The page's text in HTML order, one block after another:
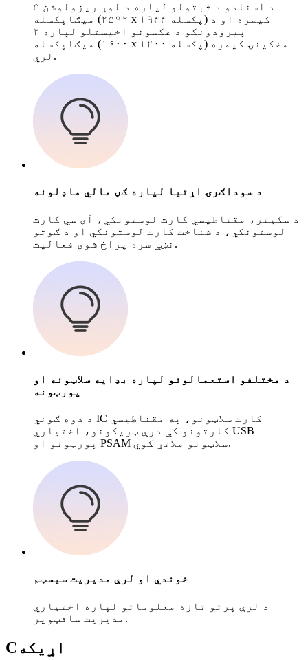
د اسنادو د ثبتولو لپاره د لوړ ریزولوشن ۵
میګاپکسله (۲۵۹۲ x ۱۹۴۴ پکسله) کیمره او د
پیرودونکو د عکسونو اخیستلو لپاره ۲
میګاپکسله (۱۶۰۰ x ۱۲۰۰ پکسله) مخکینۍ کیمره
لري.
د سوداګرۍ اړتیا لپاره ګڼ مالي ماډلونه
د سکینر، مقناطیسي کارت لوستونکي، آی سي کارت
لوستونکي، د شناخت کارت لوستونکي او د ګوتو
نښې سره پراخ شوی فعالیت.
د مختلفو استعمالونو لپاره بډایه سلاټونه او
پورټونه
د دوه ګوني IC کارت سلاټونو، په مقناطیسي
کارتونو کې درې ټریکونو، اختیاري USB
پورټونو او PSAM سلاټونو ملاتړ کوي.
خوندي او لرې مدیریت سیسټم
د لرې پرتو تازه معلوماتو لپاره اختیاري
مدیریت سافټویر.
Cاړیکه